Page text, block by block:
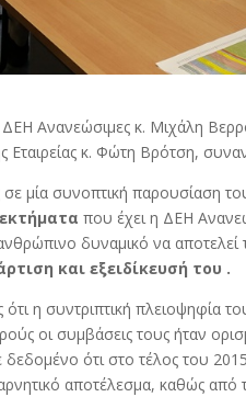
ΔΕΗ Ανανεώσιμες κ. Μιχάλη
Εταιρείας κ. Φώτη Βρότση,
μία συνοπτική παρουσίαση
που έχει η ΔΕΗ
δυναμικό να αποτελεί
και εξειδίκευσή του .
η συντριπτική πλειοψηφία
οι συμβάσεις τους ήταν
δεδομένο ότι στο τέλος του
αποτέλεσμα, καθώς